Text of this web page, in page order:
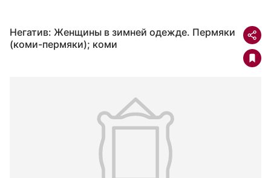
Негатив: Женщины в зимней одежде. Пермяки
(коми-пермяки); коми